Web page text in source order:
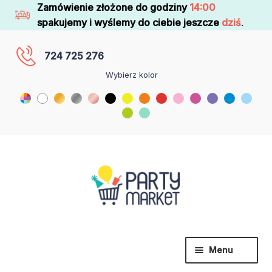
Zamówienie złożone do godziny 14:00
spakujemy i wyślemy do ciebie jeszcze dziś.
724 725 276
Wybierz kolor
Menu